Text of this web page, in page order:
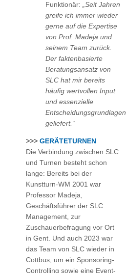
Funktionär: „Seit Jahren
greife ich immer wieder
gerne auf die Expertise
von Prof. Madeja und
seinem Team zurück.
Der faktenbasierte
Beratungsansatz von
SLC hat mir bereits
häufig wertvollen Input
und essenzielle
Entscheidungsgrundlagen
geliefert.“
>>>GERÄTETURNEN
Die Verbindung zwischen SLC
und Turnen besteht schon
lange: Bereits bei der
Kunstturn-WM 2001 war
Professor Madeja,
Geschäftsführer der SLC
Management, zur
Zuschauerbefragung vor Ort
in Gent. Und auch 2023 war
das Team von SLC wieder in
Cottbus, um ein Sponsoring-
Controlling sowie eine Event-